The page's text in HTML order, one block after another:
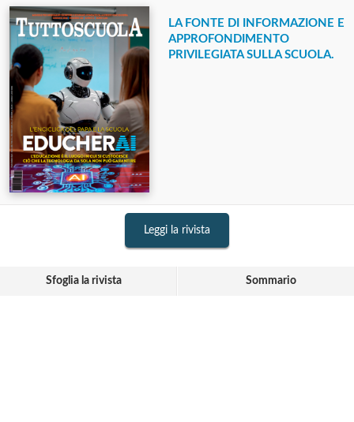
LA FONTE DI INFORMAZIONE E
APPROFONDIMENTO
PRIVILEGIATA SULLA SCUOLA.
Leggi la rivista
Sfoglia la rivista Sommario